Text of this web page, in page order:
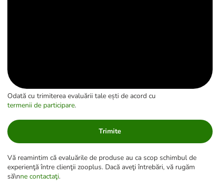
Odată cu trimiterea evaluării tale ești de acord cu
termenii de participare.
Trimite
Vă reamintim că evaluările de produse au ca scop schimbul de
experienţă între clienţii zooplus. Dacă aveţi întrebări, vă rugăm
să\nne contactaţi.